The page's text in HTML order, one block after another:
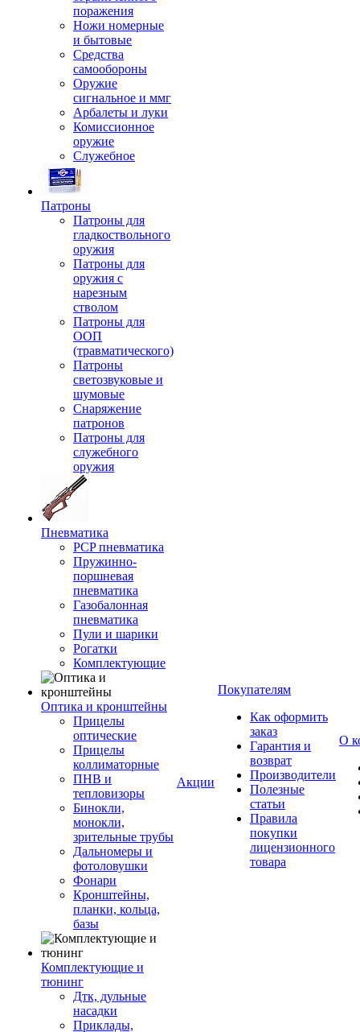
поражения
Ножи номерные
и бытовые
Средства
самообороны
Оружие
сигнальное и ммг
Арбалеты и луки
Комиссионное
оружие
Служебное
Патроны
Патроны для
гладкоствольного
оружия
Патроны для
оружия с
нарезным
стволом
Патроны для
ООП
(травматического)
Патроны
светозвуковые и
шумовые
Снаряжение
патронов
Патроны для
служебного
оружия
Пневматика
PCP пневматика
Пружинно-
поршневая
пневматика
Газобалонная
пневматика
Пули и шарики
Рогатки
Комплектующие
Оптика и кронштейны
Прицелы
оптические
Прицелы
коллиматорные
ПНВ и
тепловизоры
Бинокли,
монокли,
зрительные трубы
Дальномеры и
фотоловушки
Фонари
Кронштейны,
планки, кольца,
базы
Комплектующие и
тюнинг
Дтк, дульные
насадки
Приклады,
Акции
Покупателям
Как оформить
заказ
Гарантия и
возврат
Производители
Полезные
статьи
Правила
покупки
лицензионного
товара
О